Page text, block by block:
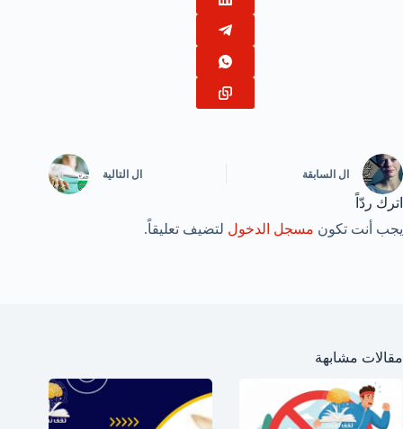
ال السابقة ال التالية
اترك ردّاً
يجب أنت تكون مسجل الدخول لتضيف تعليقاً.
مقالات مشابهة